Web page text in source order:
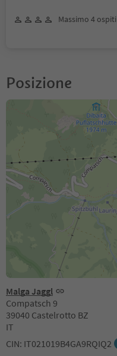
Massimo 4 ospiti
Posizione
Malga Jaggl
Compatsch 9
39040 Castelrotto BZ
IT
CIN: IT021019B4GA9RQIQ2